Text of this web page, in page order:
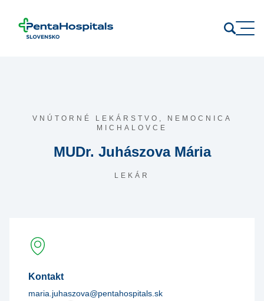
VNÚTORNÉ LEKÁRSTVO,
NEMOCNICA
MICHALOVCE
MUDr. Juhászova Mária
LEKÁR
Kontakt
maria.juhaszova@pentahospitals.sk